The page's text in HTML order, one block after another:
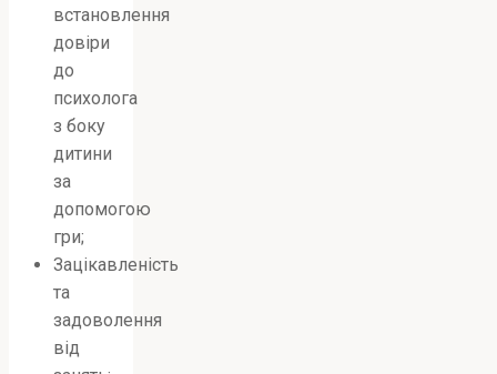
встановлення
довіри
до
психолога
з боку
дитини
за
допомогою
гри;
Зацікавленість
та
задоволення
від